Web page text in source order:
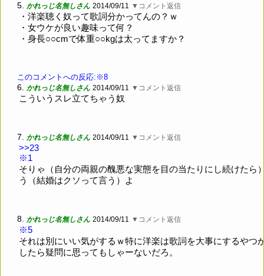
5. かれっじ名無しさん 2014/09/11 ▼コメント返信
・洋楽聴く奴って歌詞分かってんの？ｗ
・女ウケが良い趣味って何？
・身長○○cmで体重○○kgは太ってますか？
このコメントへの反応:※8
6. かれっじ名無しさん 2014/09/11 ▼コメント返信
こういうスレ立てちゃう奴
7. かれっじ名無しさん 2014/09/11 ▼コメント返信
>>23
※1
そりゃ（自分の両親の醜悪な実態を目の当たりにし続けたら
う（結婚はクソって言う）よ
8. かれっじ名無しさん 2014/09/11 ▼コメント返信
※5
それは別にいい気がするｗ特に洋楽は歌詞を大事にするやつ
したら疑問に思ってもしゃーないだろ。